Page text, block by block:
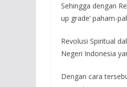
Sehingga dengan
up grade’ paham-
Revolusi Spiritual
Negeri Indonesia
Dengan cara